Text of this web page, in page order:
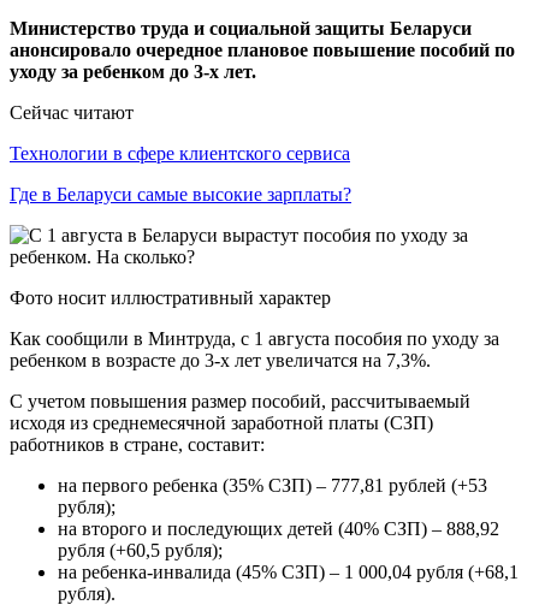
Министерство труда и социальной защиты Беларуси
анонсировало очередное плановое повышение пособий по
уходу за ребенком до 3-х лет.
Сейчас читают
Технологии в сфере клиентского сервиса
Где в Беларуси самые высокие зарплаты?
Фото носит иллюстративный характер
Как сообщили в Минтруда, с 1 августа пособия по уходу за
ребенком в возрасте до 3-х лет увеличатся на 7,3%.
С учетом повышения размер пособий, рассчитываемый
исходя из среднемесячной заработной платы (СЗП)
работников в стране, составит:
на первого ребенка (35% СЗП) – 777,81 рублей (+53
рубля);
на второго и последующих детей (40% СЗП) – 888,92
рубля (+60,5 рубля);
на ребенка-инвалида (45% СЗП) – 1 000,04 рубля (+68,1
рубля).